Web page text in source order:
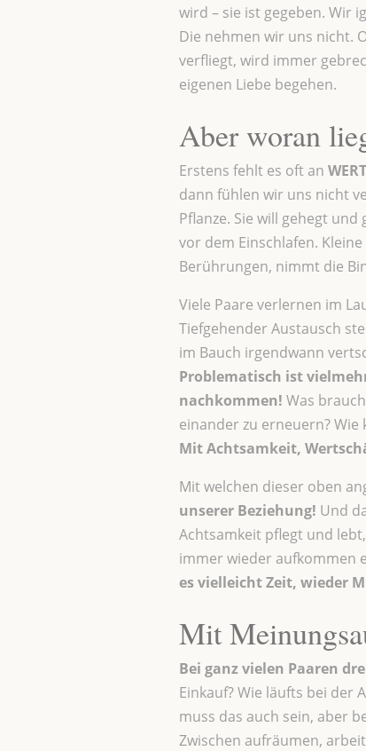
wird – sie ist gegeben. Wir
Die nehmen wir uns nicht.
verfliegt, wird immer
eigenen Liebe begehen.
Aber woran
Erstens fehlt es oft an
dann fühlen wir uns nicht
Pflanze. Sie will gehegt
vor dem Einschlafen.
Berührungen, nimmt die
Viele Paare verlernen im
Tiefgehender Austausch
im Bauch irgendwann
Problematisch ist
nachkommen! Was
einander zu erneuern?
Mit Achtsamkeit,
Mit welchen dieser oben
unserer Beziehung! Und
Achtsamkeit pflegt und
immer wieder aufkommen
es vielleicht Zeit, wieder
Mit
Bei ganz vielen Paaren
Einkauf? Wie läufts bei der
muss das auch sein, aber
Zwischen aufräumen,